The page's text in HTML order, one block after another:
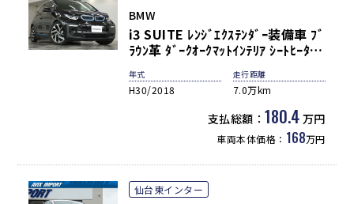
BMW
i3 SUITE ﾚﾝｼﾞｴｸｽﾃﾝﾀﾞｰ装備車 ﾌﾞ
ﾗｳﾝ革 ﾀﾞｰｸｵｰｸﾏｯﾄｲﾝﾃﾘｱ ｼｰﾄﾋｰﾀｰ
純正HDDﾅﾋﾞ ｱｯﾌﾟﾙｶｰﾌﾟﾚｲ ﾊﾟｰｷﾝ
ｸﾞｻﾎﾟｰﾄPKG ﾄﾞﾗｲﾋﾞﾝｸﾞｱｼｽﾄﾌﾟﾗｽ
LEDﾍｯﾄﾞﾗｲﾄ 純正19ｲﾝﾁAW 禁煙
年式
H30/2018
走行距離
7.0万km
支払総額： 180.4 万円
車両本体価格： 168万円
仙台東インター